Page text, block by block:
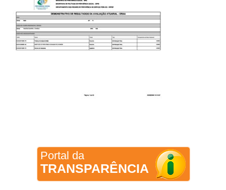
Portal da
TRANSPARÊNCIA